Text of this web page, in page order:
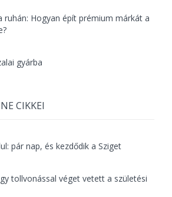
ruhán: Hogyan épít prémium márkát a
gyárba
CIKKEI
pár nap, és kezdődik a Sziget
tollvonással véget vetett a születési